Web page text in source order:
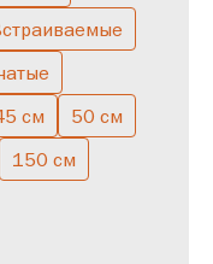
см
50 см
150 см